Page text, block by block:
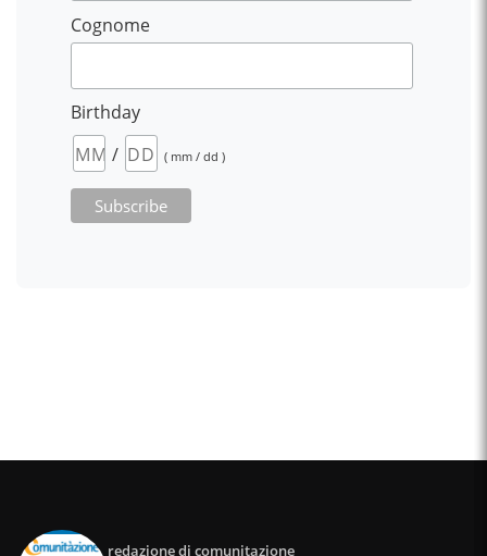
Cognome
Birthday
/
( mm / dd )
redazione di comunitazione